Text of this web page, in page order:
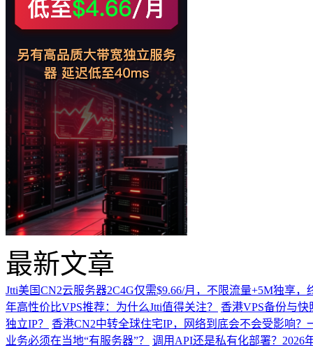
最新文章
Jtti美国CN2云服务器2C4G仅需$9.66/月，不限流量+5M独享，
年高性价比VPS推荐：为什么Jtti值得关注？
香港VPS备份与
独立IP？
香港CN2中转全球住宅IP，网络到底会不会受影响？
业务必须在当地“有服务器”？
调用API还是私有化部署？2026